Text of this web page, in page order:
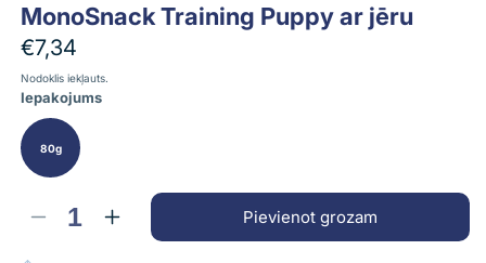
Atvērt
multividi
1
modālā
veidā
Atvērt
multividi
MonoSnack Training Puppy ar jēru
Parastā
cena
€7,34
Nodoklis iekļauts.
Iepakojums
80g
SamazinietPalieliniet
Pievienot grozam